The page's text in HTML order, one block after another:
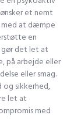
et nemt
med at dæmpe
en
gør det let at
på arbejde eller
eller smag.
sikkerhed,
let at
med